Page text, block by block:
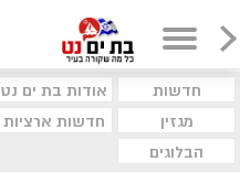
חדשות אודות בת ים נט
מגזין
חדשות ארציות
הבלוגים